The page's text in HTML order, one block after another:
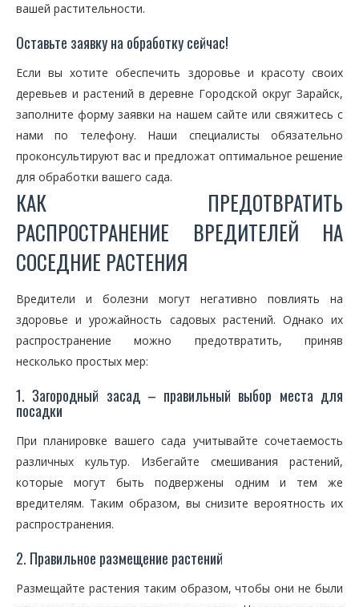
вашей растительности.
Оставьте заявку на обработку сейчас!
Если вы хотите обеспечить здоровье и красоту своих
деревьев и растений в деревне Городской округ Зарайск,
заполните форму заявки на нашем сайте или свяжитесь с
нами по телефону. Наши специалисты обязательно
проконсультируют вас и предложат оптимальное решение
для обработки вашего сада.
КАК ПРЕДОТВРАТИТЬ
РАСПРОСТРАНЕНИЕ ВРЕДИТЕЛЕЙ НА
СОСЕДНИЕ РАСТЕНИЯ
Вредители и болезни могут негативно повлиять на
здоровье и урожайность садовых растений. Однако их
распространение можно предотвратить, приняв
несколько простых мер:
1. Загородный засад – правильный выбор места для
посадки
При планировке вашего сада учитывайте сочетаемость
различных культур. Избегайте смешивания растений,
которые могут быть подвержены одним и тем же
вредителям. Таким образом, вы снизите вероятность их
распространения.
2. Правильное размещение растений
Размещайте растения таким образом, чтобы они не были